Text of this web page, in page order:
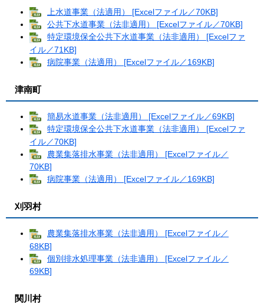
上水道事業（法適用） [Excelファイル／70KB]
公共下水道事業（法非適用） [Excelファイル／70KB]
特定環境保全公共下水道事業（法非適用） [Excelファ
イル／71KB]
病院事業（法適用） [Excelファイル／169KB]
津南町
簡易水道事業（法非適用） [Excelファイル／69KB]
特定環境保全公共下水道事業（法非適用） [Excelファ
イル／70KB]
農業集落排水事業（法非適用） [Excelファイル／
70KB]
病院事業（法適用） [Excelファイル／169KB]
刈羽村
農業集落排水事業（法非適用） [Excelファイル／
68KB]
個別排水処理事業（法非適用） [Excelファイル／
69KB]
関川村